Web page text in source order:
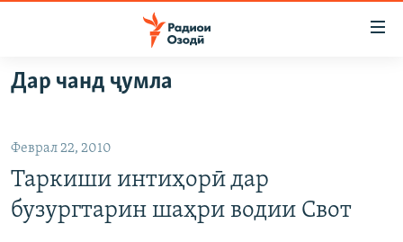
Ҷаҳиш
ба
аслӣ
Ҷаҳиш
ба
феҳристи
аслӣ
ГӮШАҲО
ҶОМЕА
ҚАЗИЯИ "КРОКУС"
РӮЗГОРИ МУҲОҶИР
САЛОМ, ХОҲАР
ТАҲҚИҚОТ
Дар чанд ҷумла
Феврал 22, 2010
Таркиши интиҳорӣ дар
бузургтарин шаҳри водии Свот